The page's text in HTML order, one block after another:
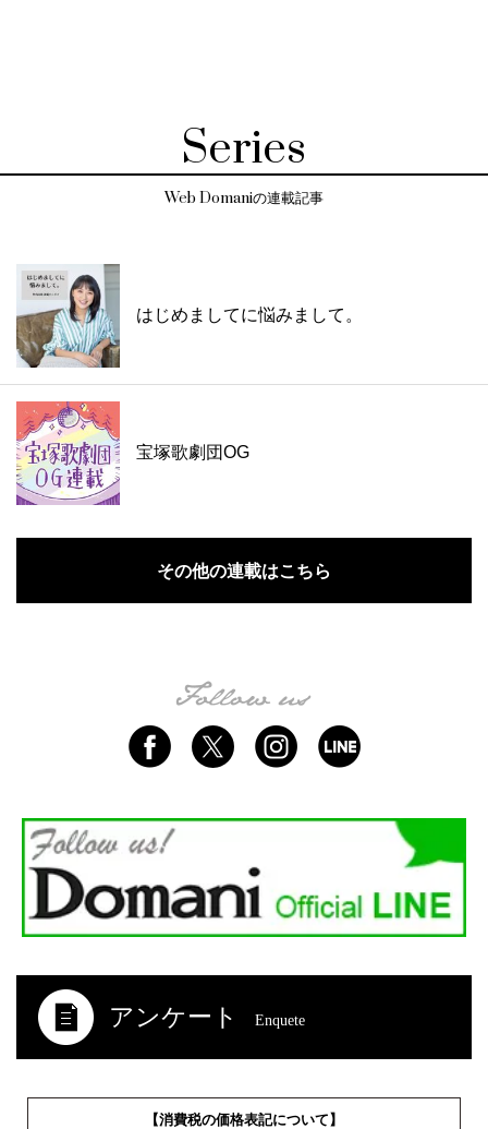
Series
Web Domaniの連載記事
はじめましてに悩みまして。
宝塚歌劇団OG
その他の連載はこちら
アンケート Enquete
【消費税の価格表記について】